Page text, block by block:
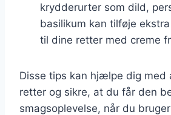
krydderurter som dild,
basilikum kan tilføje
til dine retter med creme
Disse tips kan hjælpe dig med
retter og sikre, at du får den
smagsoplevelse, når du